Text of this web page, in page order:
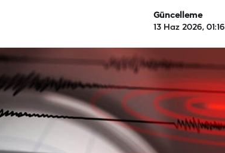
Güncelleme
13 Haz 2026, 01:16